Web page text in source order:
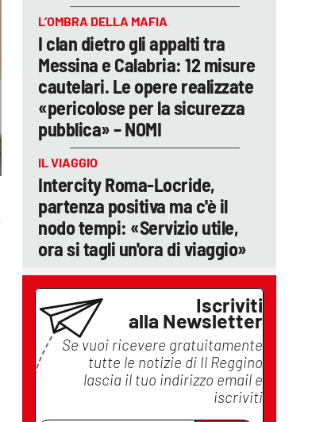
L’OMBRA DELLA MAFIA
I clan dietro gli appalti tra
Messina e Calabria: 12 misure
cautelari. Le opere realizzate
«pericolose per la sicurezza
pubblica» – NOMI
IL VIAGGIO
Intercity Roma-Locride,
partenza positiva ma c'è il
nodo tempi: «Servizio utile,
ora si tagli un'ora di viaggio»
Iscriviti
alla Newsletter
Se vuoi ricevere gratuitamente
tutte le notizie di Il Reggino
lascia il tuo indirizzo email e
iscriviti